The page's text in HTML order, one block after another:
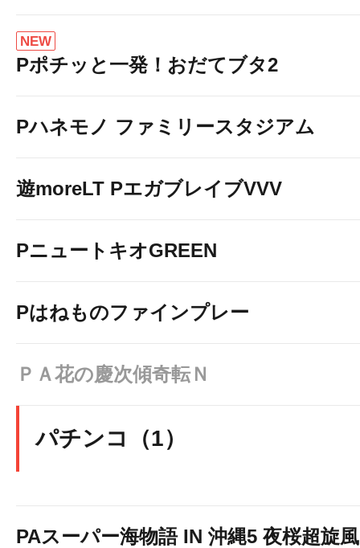
NEW
Pポチッと一発！おだてブタ2
Pハネモノ ファミリースタジアム
遊moreLT PエガブレイブVVV
PニュートキオGREEN
Pはねものファインプレー
ＰＡ花の慶次傾奇転Ｎ
パチンコ（1）
PAスーパー海物語 IN 沖縄5 夜桜超旋